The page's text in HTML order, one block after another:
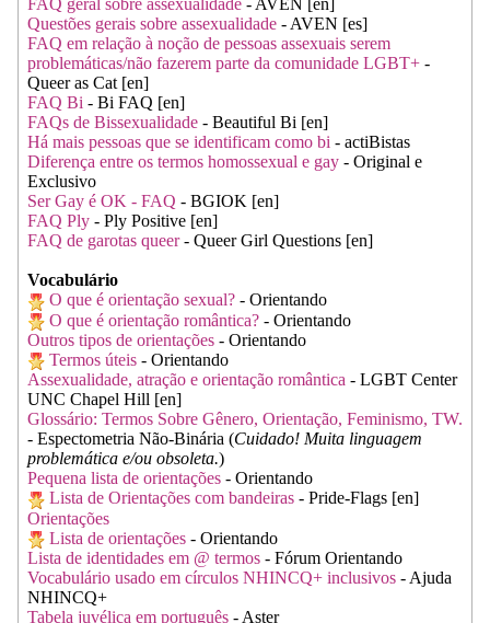
FAQ geral sobre assexualidade - AVEN [en]
Questões gerais sobre assexualidade - AVEN [es]
FAQ em relação à noção de pessoas assexuais serem
problemáticas/não fazerem parte da comunidade LGBT+ -
Queer as Cat [en]
FAQ Bi - Bi FAQ [en]
FAQs de Bissexualidade - Beautiful Bi [en]
Há mais pessoas que se identificam como bi - actiBistas
Diferença entre os termos homossexual e gay - Original e
Exclusivo
Ser Gay é OK - FAQ - BGIOK [en]
FAQ Ply - Ply Positive [en]
FAQ de garotas queer- Queer Girl Questions [en]
Vocabulário
O que é orientação sexual? - Orientando
O que é orientação romântica? - Orientando
Outros tipos de orientações - Orientando
Termos úteis - Orientando
Assexualidade, atração e orientação romântica - LGBT Center
UNC Chapel Hill [en]
Glossário: Termos Sobre Gênero, Orientação, Feminismo, TW.
- Espectometria Não-Binária (Cuidado! Muita linguagem
problemática e/ou obsoleta.)
Pequena lista de orientações - Orientando
Lista de Orientações com bandeiras - Pride-Flags [en]
Orientações
Lista de orientações - Orientando
Lista de identidades em @ termos - Fórum Orientando
Vocabulário usado em círculos NHINCQ+ inclusivos - Ajuda
NHINCQ+
Tabela juvélica em português - Aster